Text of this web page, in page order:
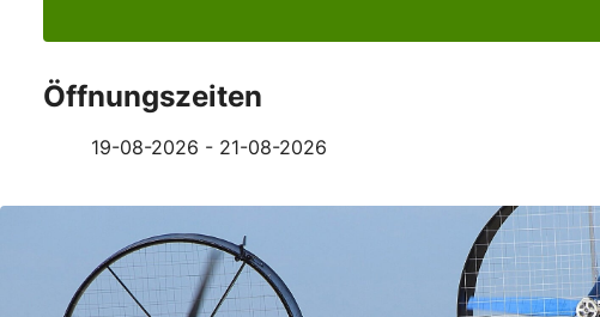
Öffnungszeiten
19-08-2026 - 21-08-2026